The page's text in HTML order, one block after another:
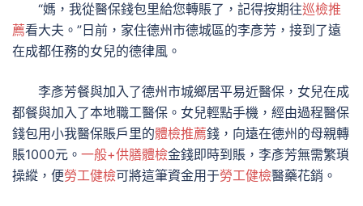
“媽，我從醫保錢包里給您轉賬了，記得按期往巡檢推
薦看大夫。”日前，家住德州市德城區的李彥芳，接到了遠
在成都任務的女兒的德律風。
李彥芳餐與加入了德州市城鄉居平易近醫保，女兒在成
都餐與加入了本地職工醫保。女兒輕點手機，經由過程醫保
錢包用小我醫保賬戶里的體檢推薦錢，向遠在德州的母親轉
賬1000元。 一般+供膳體檢金錢即時到賬，李彥芳無需繁瑣
操縱，便勞工健檢可將這筆資金用于勞工健檢醫藥花銷。